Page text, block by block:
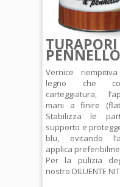
PENNELLO
Vernice
legno che
carteggiatura,
mani a finire
Stabilizza le
supporto e
blu, evitando
applica
Per la pulizia
nostro DILUENTE